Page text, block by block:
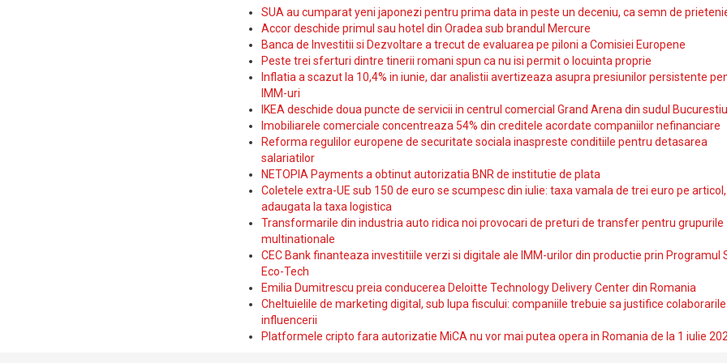
SUA au cumparat yeni japonezi pentru prima data in peste un deceniu, ca semn de
Accor deschide primul sau hotel din Oradea sub brandul Mercure
Banca de Investitii si Dezvoltare a trecut de evaluarea pe piloni a Comisiei Europene
Peste trei sferturi dintre tinerii romani spun ca nu isi permit o locuinta proprie
Inflatia a scazut la 10,4% in iunie, dar analistii avertizeaza asupra presiunilor persistente
IMM-uri
IKEA deschide doua puncte de servicii in centrul comercial Grand Arena din sudul
Imobiliarele comerciale concentreaza 54% din creditele acordate companiilor nefinanciare
Reforma regulilor europene de securitate sociala inaspreste conditiile pentru detasarea
salariatilor
NETOPIA Payments a obtinut autorizatia BNR de institutie de plata
Coletele extra-UE sub 150 de euro se scumpesc din iulie: taxa vamala de trei euro pe articol,
adaugata la taxa logistica
Transformarile din industria auto ridica noi provocari de preturi de transfer pentru grupurile
multinationale
CEC Bank finanteaza investitiile verzi si digitale ale IMM-urilor din productie prin Programul
Eco-Tech
Emilia Dumitrescu preia conducerea Deloitte Technology Delivery Center din Romania
Cheltuielile de marketing digital, sub lupa fiscului: companiile trebuie sa justifice colaborarile
influencerii
Platformele cripto fara autorizatie MiCA nu vor mai putea opera in Romania de la 1 iulie